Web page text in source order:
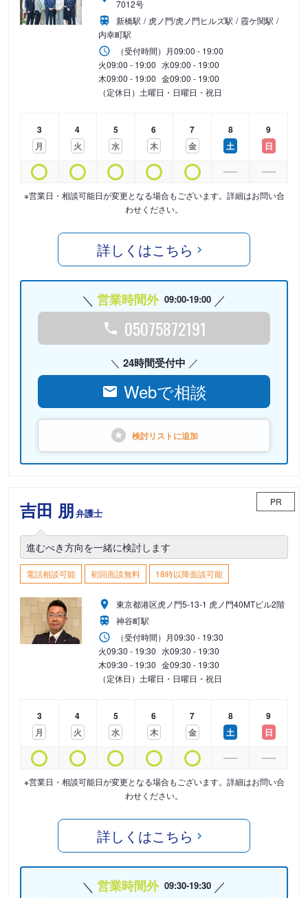
7012号
新橋駅
虎ノ門/虎ノ門ヒルズ駅
霞ケ関駅
内幸町駅
（受付時間） 月09:00 - 19:00
火09:00 - 19:00 水09:00 - 19:00
木09:00 - 19:00 金09:00 - 19:00
（定休日）土曜日・日曜日・祝日
3
月
4
火
5
水
6
木
7
金
8
土
9
日
※営業日・相談可能日が変更となる場合もございます。詳細はお問い合
わせください。
詳しくはこちら
営業時間外 09:00-19:00
05075872191
24時間受付中
Webで相談
検討リストに追加
吉田 朋弁護士
PR
進むべき方向を一緒に検討します
電話相談可能 初回面談無料 18時以降面談可能
東京都港区虎ノ門5-13-1 虎ノ門40MTビル2階
神谷町駅
（受付時間） 月09:30 - 19:30
火09:30 - 19:30 水09:30 - 19:30
木09:30 - 19:30 金09:30 - 19:30
（定休日）土曜日・日曜日・祝日
3
月
4
火
5
水
6
木
7
金
8
土
9
日
※営業日・相談可能日が変更となる場合もございます。詳細はお問い合
わせください。
詳しくはこちら
営業時間外 09:30-19:30